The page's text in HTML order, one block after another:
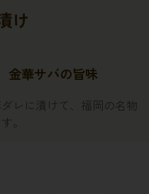
け
金華サバの旨味
レに漬けて、福岡の名物
。